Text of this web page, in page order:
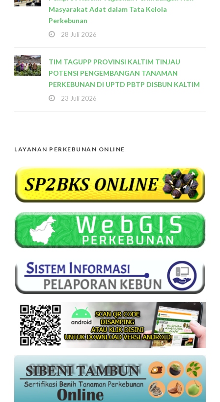
Masyarakat Adat dalam Tata Kelola
Perkebunan
28 Juli 2026
TIM TAGUPP PROVINSI KALTIM TINJAU
POTENSI PENGEMBANGAN TANAMAN
PERKEBUNAN DI UPTD PBTP DISBUN KALTIM
23 Juli 2026
LAYANAN PERKEBUNAN ONLINE